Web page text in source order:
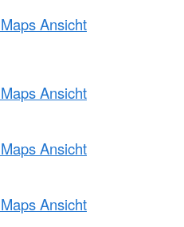
Ansicht
Ansicht
Ansicht
Ansicht